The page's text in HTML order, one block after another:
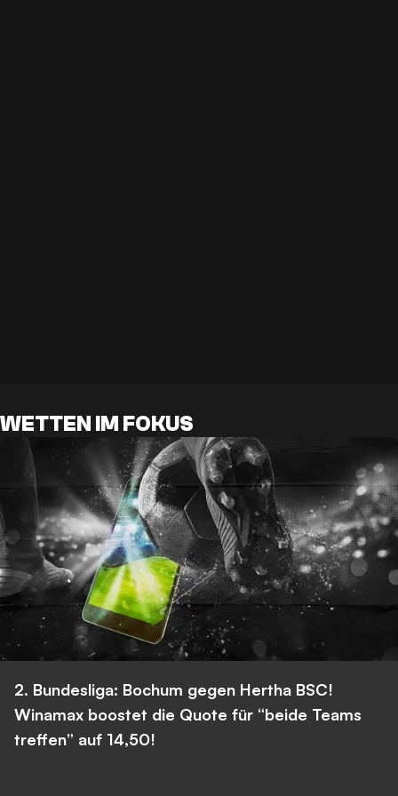
WETTEN IM FOKUS
2. Bundesliga: Bochum gegen Hertha BSC!
Winamax boostet die Quote für “beide Teams
treffen” auf 14,50!